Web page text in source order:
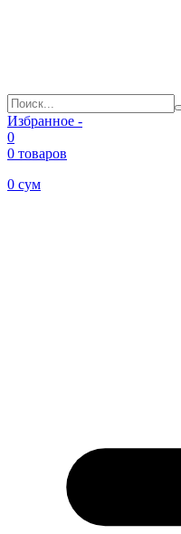
Избранное -
0
0 товаров
0 сум